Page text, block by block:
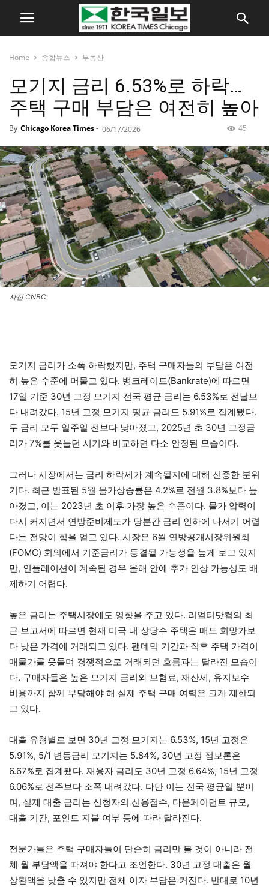
Home 종합뉴스 부동산
모기지 금리 6.53%로 하락…
주택 구매 부담은 여전히 높아
By Chicago Korea Times- 06/17/2026 45
사진 CNBC
모기지 금리가 소폭 하락했지만, 주택 구매자들의 부담은 여전
히 높은 수준에 머물고 있다. 뱅크레이트(Bankrate)에 따르면
17일 기준 30년 고정 모기지 전국 평균 금리는 6.53%로 전날보
다 내려갔다. 15년 고정 모기지 평균 금리도 5.91%로 집계됐다.
두 금리 모두 일주일 전보다 낮아졌고, 2025년 초 30년 고정금
리가 7%를 웃돌던 시기와 비교하면 다소 안정된 모습이다.
그러나 시장에서는 금리 하락세가 계속될지에 대해 신중한 분위
기다. 최근 발표된 5월 물가상승률은 4.2%로 전월 3.8%보다 높
아졌고, 이는 2023년 초 이후 가장 높은 수준이다. 물가 압력이
다시 커지면서 연방준비제도가 당분간 금리 인하에 나서기 어렵
다는 전망이 힘을 얻고 있다. 시장은 6월 연방공개시장위원회
(FOMC) 회의에서 기준금리가 동결될 가능성을 높게 보고 있지
만, 인플레이션이 계속될 경우 올해 안에 추가 인상 가능성도 배
제하기 어렵다.
높은 금리는 주택시장에도 영향을 주고 있다. 리얼터닷컴의 최
근 보고서에 따르면 현재 미국 내 상당수 주택은 매도 희망가보
다 낮은 가격에 거래되고 있다. 팬데믹 기간과 직후 주택 가격이
매물가를 웃돌며 경쟁적으로 거래되던 흐름과는 달라진 모습이
다. 구매자들은 높은 모기지 금리와 보험료, 재산세, 유지보수
비용까지 함께 부담해야 해 실제 주택 구매 여력은 크게 제한되
고 있다.
대출 유형별로 보면 30년 고정 모기지는 6.53%, 15년 고정은
5.91%, 5/1 변동금리 모기지는 5.84%, 30년 고정 점보론은
6.67%로 집계됐다. 재융자 금리도 30년 고정 6.64%, 15년 고정
6.06%로 전주보다 소폭 내려갔다. 다만 이는 전국 평균일 뿐이
며, 실제 대출 금리는 신청자의 신용점수, 다운페이먼트 규모,
대출 기간, 포인트 지불 여부 등에 따라 달라진다.
전문가들은 주택 구매자들이 단순히 금리만 볼 것이 아니라 전
체 월 부담액을 따져야 한다고 조언한다. 30년 고정 대출은 월
상환액을 낮출 수 있지만 전체 이자 부담은 커진다. 반대로 10년